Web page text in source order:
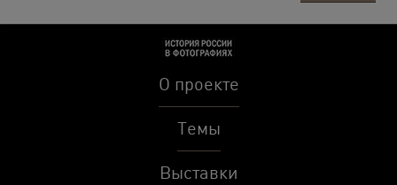
О проекте
Темы
Выставки